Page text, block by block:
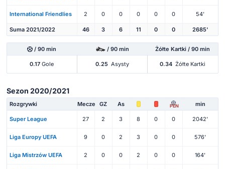
International Friendlies 2 0 0 0 0 0 54'
Suma 2021/2022 46 3 6 11 0 0 2685'
/ 90 min / 90 min Żółte Kartki / 90 min
0.17 Gole 0.25 Asysty 0.34 Żółte Kartki
Sezon 2020/2021
Rozgrywki Mecze GZ As PEN min
Super League 27 2 3 8 0 0 2042'
Liga Europy UEFA 9 0 2 3 0 0 576'
Liga Mistrzów UEFA 2 0 0 2 0 0 164'